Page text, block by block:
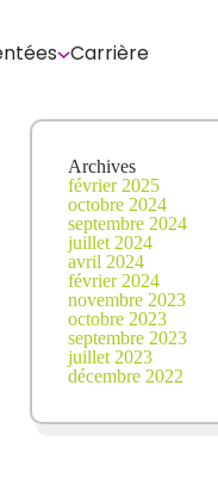
Carrière
Archives
février 2025
octobre 2024
septembre 2024
juillet 2024
avril 2024
février 2024
novembre 2023
octobre 2023
septembre 2023
juillet 2023
décembre 2022